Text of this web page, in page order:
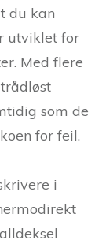
du kan
utviklet for
Med flere
som de
for feil.
i